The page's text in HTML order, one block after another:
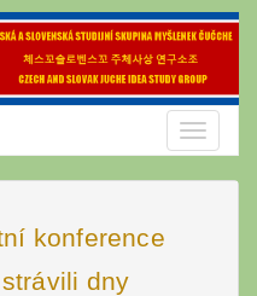
Toggle
konference
dny